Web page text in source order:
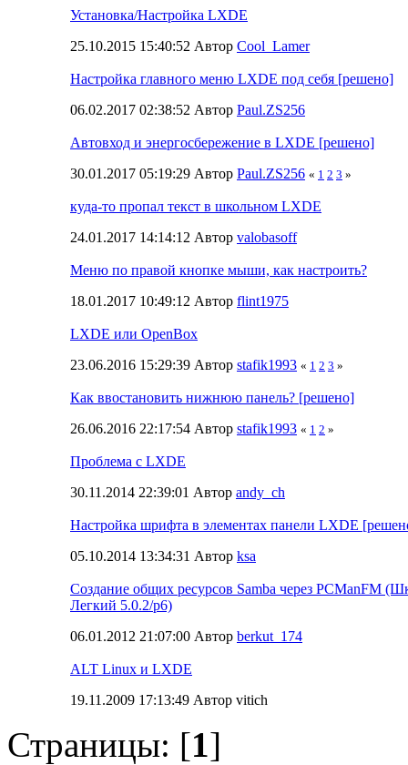
Установка/Настройка LXDE
25.10.2015 15:40:52 Автор Cool_Lamer
Настройка главного меню LXDE под себя [решено]
06.02.2017 02:38:52 Автор Paul.ZS256
Автовход и энергосбережение в LXDE [решено]
30.01.2017 05:19:29 Автор Paul.ZS256 « 1 2 3 »
куда-то пропал текст в школьном LXDE
24.01.2017 14:14:12 Автор valobasoff
Меню по правой кнопке мыши, как настроить?
18.01.2017 10:49:12 Автор flint1975
LXDE или OpenBox
23.06.2016 15:29:39 Автор stafik1993 « 1 2 3 »
Как ввостановить нижнюю панель? [решено]
26.06.2016 22:17:54 Автор stafik1993 « 1 2 »
Проблема с LXDE
30.11.2014 22:39:01 Автор andy_ch
Настройка шрифта в элементах панели LXDE
05.10.2014 13:34:31 Автор ksa
Создание общих ресурсов Samba через PCManFM
Легкий 5.0.2/p6)
06.01.2012 21:07:00 Автор berkut_174
ALT Linux и LXDE
19.11.2009 17:13:49 Автор vitich
Страницы: [1]